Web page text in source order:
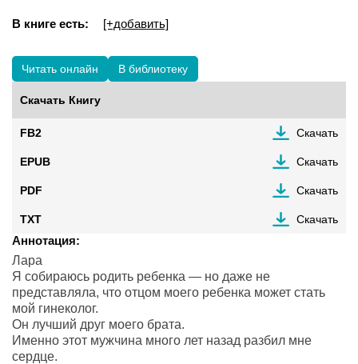
В книге есть: [+добавить]
Читать онлайн В библиотеку
Скачать Книгу
FB2 Скачать
EPUB Скачать
PDF Скачать
TXT Скачать
Аннотация:
Лара
Я собираюсь родить ребенка — но даже не
представляла, что отцом моего ребенка может стать
мой гинеколог.
Он лучший друг моего брата.
Именно этот мужчина много лет назад разбил мне
сердце.